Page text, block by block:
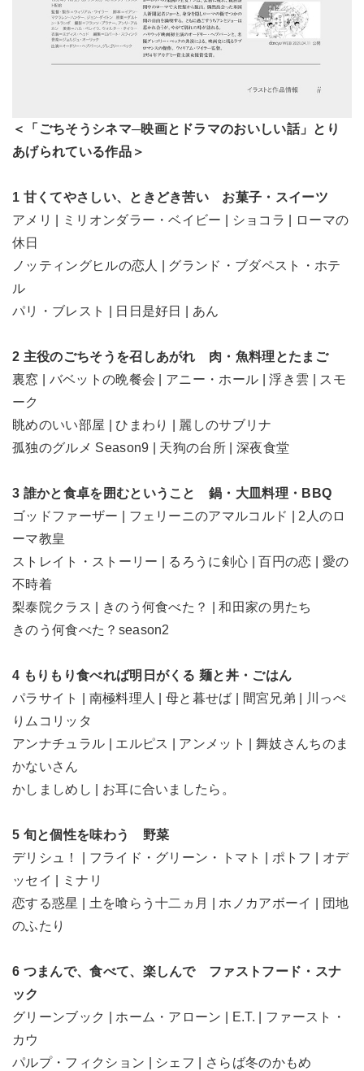
＜「ごちそうシネマ─映画とドラマのおいしい話」とり
あげられている作品＞
1 甘くてやさしい、ときどき苦い お菓子・スイーツ
アメリ | ミリオンダラー・ベイビー | ショコラ | ローマの
休日
ノッティングヒルの恋人 | グランド・ブダペスト・ホテ
ル
パリ・ブレスト | 日日是好日 | あん
2 主役のごちそうを召しあがれ 肉・魚料理とたまご
裏窓 | バベットの晩餐会 | アニー・ホール | 浮き雲 | スモ
ーク
眺めのいい部屋 | ひまわり | 麗しのサブリナ
孤独のグルメ Season9 | 天狗の台所 | 深夜食堂
3 誰かと食卓を囲むということ 鍋・大皿料理・BBQ
ゴッドファーザー | フェリーニのアマルコルド | 2人のロ
ーマ教皇
ストレイト・ストーリー | るろうに剣心 | 百円の恋 | 愛の
不時着
梨泰院クラス | きのう何食べた？ | 和田家の男たち
きのう何食べた？season2
4 もりもり食べれば明日がくる 麺と丼・ごはん
パラサイト | 南極料理人 | 母と暮せば | 間宮兄弟 | 川っぺ
りムコリッタ
アンナチュラル | エルピス | アンメット | 舞妓さんちのま
かないさん
かしましめし | お耳に合いましたら。
5 旬と個性を味わう 野菜
デリシュ！ | フライド・グリーン・トマト | ポトフ | オデ
ッセイ | ミナリ
恋する惑星 | 土を喰らう十二ヵ月 | ホノカアボーイ | 団地
のふたり
6 つまんで、食べて、楽しんで ファストフード・スナ
ック
グリーンブック | ホーム・アローン | E.T. | ファースト・
カウ
パルプ・フィクション | シェフ | さらば冬のかもめ